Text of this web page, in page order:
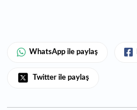
WhatsApp ile paylaş
Twitter ile paylaş